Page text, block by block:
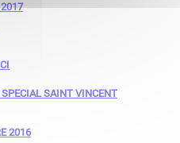
SAINT VINCENT
2016